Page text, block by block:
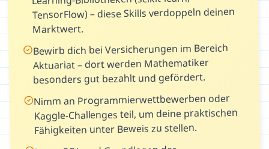
TensorFlow) – diese Skills verdoppeln deinen
Marktwert.
Bewirb dich bei Versicherungen im Bereich
Aktuariat – dort werden Mathematiker
besonders gut bezahlt und gefördert.
Nimm an Programmierwettbewerben oder
Kaggle-Challenges teil, um deine praktischen
Fähigkeiten unter Beweis zu stellen.